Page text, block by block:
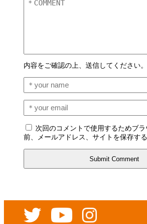
内容をご確認の上、送信してください。
次回のコメントで使用するためブ
前、メールアドレス、サイトを保存する